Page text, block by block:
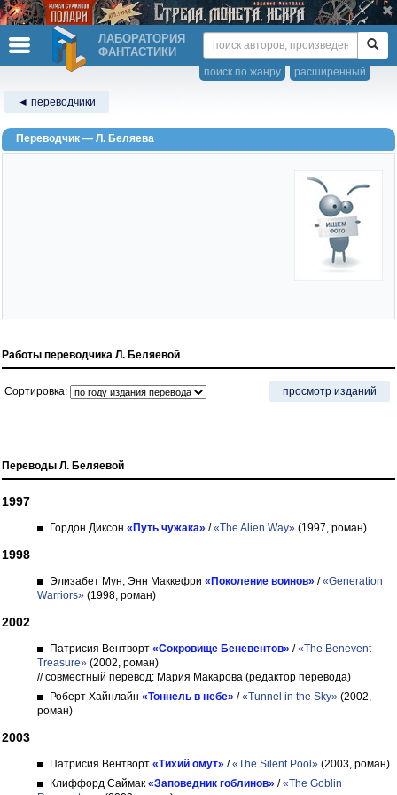
ЛАБОРАТОРИЯ
ФАНТАСТИКИ
расширенный
поиск по жанру
◄ переводчики
Переводчик — Л. Беляева
Работы переводчика Л. Беляевой
Сортировка: просмотр изданий
Переводы Л. Беляевой
1997
Гордон Диксон «Путь чужака» /«The Alien Way» (1997, роман)
1998
Элизабет Мун, Энн Маккефри «Поколение воинов» /«Generation
Warriors» (1998, роман)
2002
Патрисия Вентворт «Сокровище Беневентов» /«The Benevent
Treasure» (2002, роман)
// совместный перевод: Мария Макарова (редактор перевода)
Роберт Хайнлайн «Тоннель в небе» /«Tunnel in the Sky» (2002,
роман)
2003
Патрисия Вентворт «Тихий омут» /«The Silent Pool» (2003, роман)
Клиффорд Саймак «Заповедник гоблинов» /«The Goblin